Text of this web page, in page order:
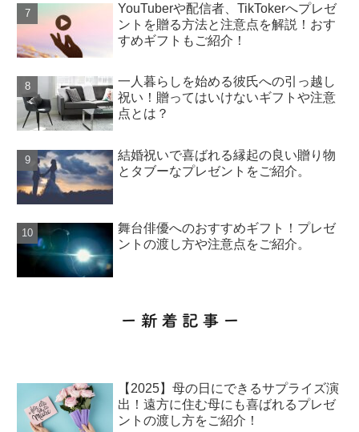
YouTuberや配信者、TikTokerへプレゼ
ントを贈る方法と注意点を解説！おす
すめギフトもご紹介！
一人暮らしを始める彼氏への引っ越し
祝い！贈ってはいけないギフトや注意
点とは？
結婚祝いで喜ばれる縁起の良い贈り物
とタブーなプレゼントをご紹介。
舞台俳優へのおすすめギフト！プレゼ
ントの渡し方や注意点をご紹介。
【2025】母の日にできるサプライズ演
出！遠方に住む母にも喜ばれるプレゼ
ントの渡し方をご紹介！